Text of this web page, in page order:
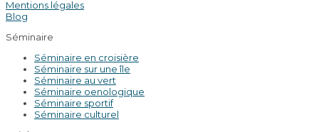
Mentions légales
Blog
Séminaire
Séminaire en croisière
Séminaire sur une île
Séminaire au vert
Séminaire oenologique
Séminaire sportif
Séminaire culturel